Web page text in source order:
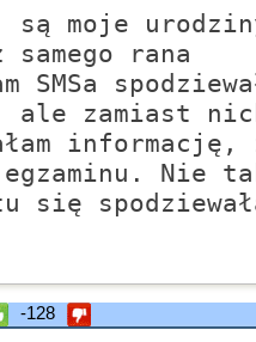
są moje
samego rana
SMSa
ale zamiast
informację,
egzaminu. Nie
się
-128